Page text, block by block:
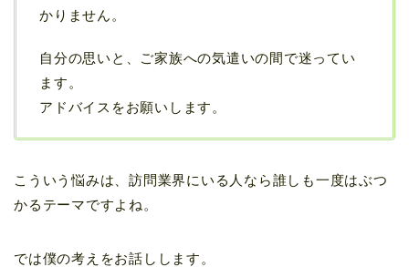
かりません。
自分の思いと、ご家族への気遣いの間で迷ってい
ます。
アドバイスをお願いします。
こういう悩みは、訪問業界にいる人なら誰しも一度はぶつ
かるテーマですよね。
では僕の考えをお話しします。